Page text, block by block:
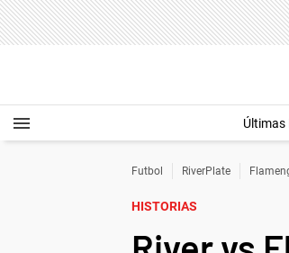
Últimas
Futbol RiverPlate
HISTORIAS